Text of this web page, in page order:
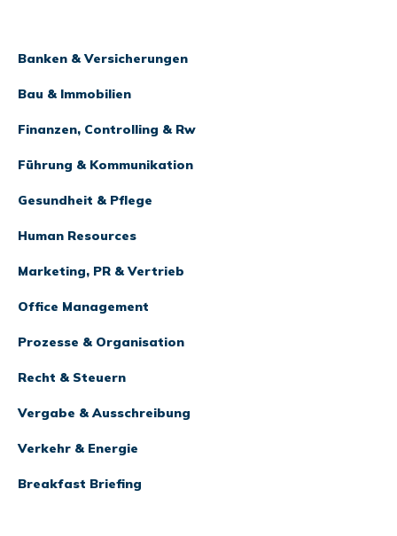
Banken & Versicherungen
Bau & Immobilien
Finanzen, Controlling & Rw
Führung & Kommunikation
Gesundheit & Pflege
Human Resources
Marketing, PR & Vertrieb
Office Management
Prozesse & Organisation
Recht & Steuern
Vergabe & Ausschreibung
Verkehr & Energie
Breakfast Briefing